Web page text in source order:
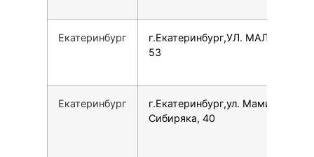
Екатеринбург
г.Екатеринбург,УЛ. МАЛЫШЕВА,
53
Екатеринбург
г.Екатеринбург,ул. Мамина-
Сибиряка, 40